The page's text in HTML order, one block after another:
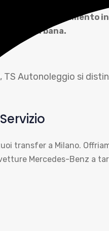
tuo spostamento
extraurbana.
TS Autonoleggio si
transfer a Milano.
Mercedes-Benz a